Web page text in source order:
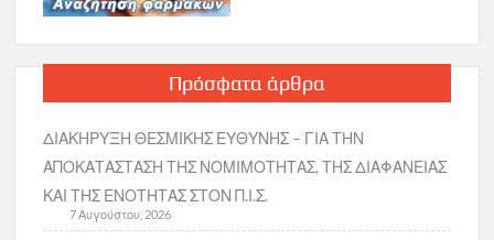
Πρόσφατα άρθρα
ΔΙΑΚΗΡΥΞΗ ΘΕΣΜΙΚΗΣ ΕΥΘΥΝΗΣ – ΓΙΑ ΤΗΝ
ΑΠΟΚΑΤΑΣΤΑΣΗ ΤΗΣ ΝΟΜΙΜΟΤΗΤΑΣ, ΤΗΣ ΔΙΑΦΑΝΕΙΑΣ
ΚΑΙ ΤΗΣ ΕΝΟΤΗΤΑΣ ΣΤΟΝ Π.Ι.Σ.
7 Αυγούστου, 2026